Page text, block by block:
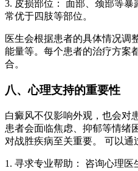
3. 皮损部位： 面部、颈部等
常优于四肢等部位。
医生会根据患者的具体情况调
能量等。每个患者的治疗方案
合。
八、心理支持的重要性
白癜风不仅影响外观，也会对
患者会面临焦虑、抑郁等情绪
对战胜疾病至关重要。 可以通
1. 寻求专业帮助： 咨询心理医